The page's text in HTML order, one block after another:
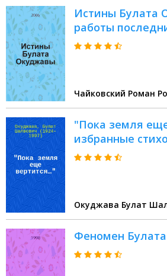
Истины Булата
работы
Чайковский Роман
"Пока земля
избранные
Окуджава Булат
Феномен